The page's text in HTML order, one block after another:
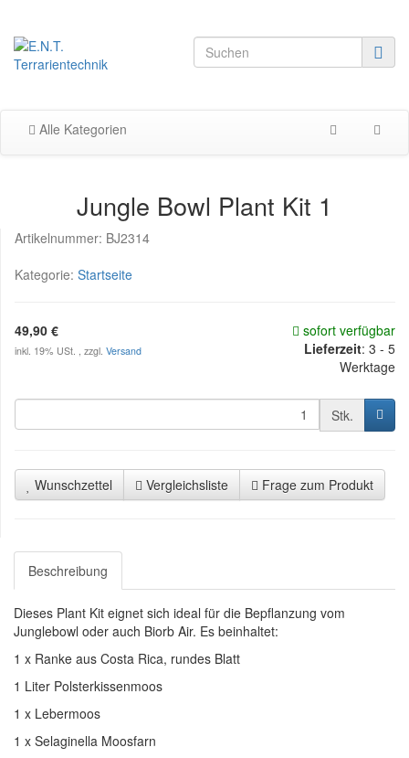
Alle Kategorien
Jungle Bowl Plant Kit 1
Artikelnummer: BJ2314
Kategorie: Startseite
49,90 €
inkl. 19% USt. , zzgl. Versand
sofort verfügbar
Lieferzeit: 3 - 5
Werktage
Stk.
Wunschzettel Vergleichsliste Frage zum Produkt
Beschreibung
Dieses Plant Kit eignet sich ideal für die Bepflanzung vom
Junglebowl oder auch Biorb Air. Es beinhaltet:
1 x Ranke aus Costa Rica, rundes Blatt
1 Liter Polsterkissenmoos
1 x Lebermoos
1 x Selaginella Moosfarn